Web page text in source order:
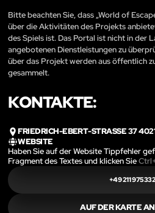
Bitte beachten Sie, dass „World of
über die Aktivitäten des Projekts
des Spiels ist. Das Portal ist nicht in der
angebotenen Dienstleistungen zu
über das Projekt werden aus öffentlich
gesammelt.
KONTAKTE:
FRIEDRICH-EBERT-STRASSE 37
WEBSITE
Haben Sie auf der Website Tippfehler
Fragment des Textes und klicken Sie
+49 211
AUF DER KARTE